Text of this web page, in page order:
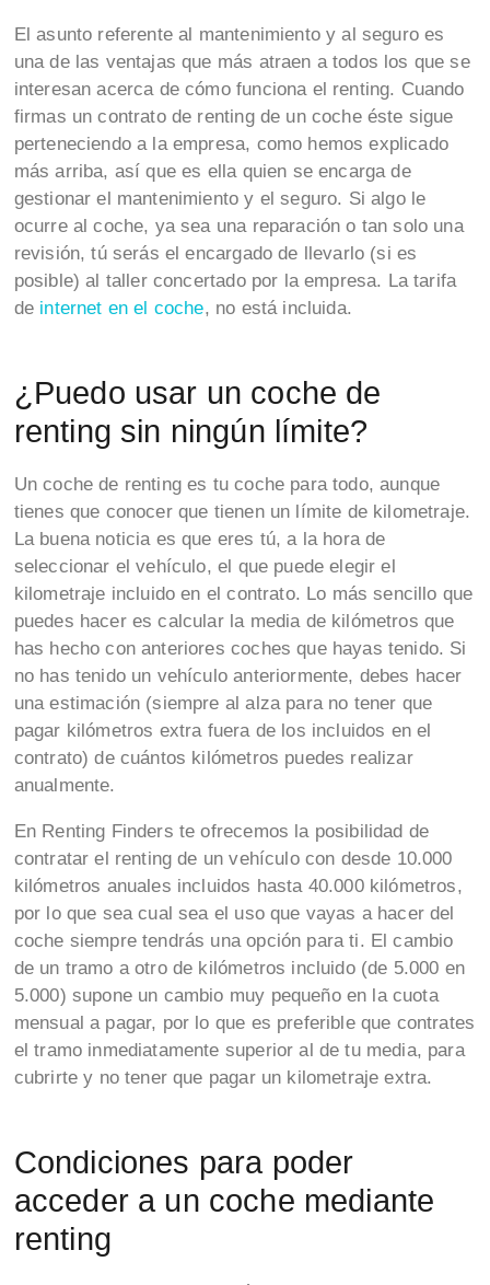
El asunto referente al mantenimiento y al seguro es
una de las ventajas que más atraen a todos los que se
interesan acerca de cómo funciona el renting. Cuando
firmas un contrato de renting de un coche éste sigue
perteneciendo a la empresa, como hemos explicado
más arriba, así que es ella quien se encarga de
gestionar el mantenimiento y el seguro. Si algo le
ocurre al coche, ya sea una reparación o tan solo una
revisión, tú serás el encargado de llevarlo (si es
posible) al taller concertado por la empresa. La tarifa
de internet en el coche, no está incluida.
¿Puedo usar un coche de
renting sin ningún límite?
Un coche de renting es tu coche para todo, aunque
tienes que conocer que tienen un límite de kilometraje.
La buena noticia es que eres tú, a la hora de
seleccionar el vehículo, el que puede elegir el
kilometraje incluido en el contrato. Lo más sencillo que
puedes hacer es calcular la media de kilómetros que
has hecho con anteriores coches que hayas tenido. Si
no has tenido un vehículo anteriormente, debes hacer
una estimación (siempre al alza para no tener que
pagar kilómetros extra fuera de los incluidos en el
contrato) de cuántos kilómetros puedes realizar
anualmente.
En Renting Finders te ofrecemos la posibilidad de
contratar el renting de un vehículo con desde 10.000
kilómetros anuales incluidos hasta 40.000 kilómetros,
por lo que sea cual sea el uso que vayas a hacer del
coche siempre tendrás una opción para ti. El cambio
de un tramo a otro de kilómetros incluido (de 5.000 en
5.000) supone un cambio muy pequeño en la cuota
mensual a pagar, por lo que es preferible que contrates
el tramo inmediatamente superior al de tu media, para
cubrirte y no tener que pagar un kilometraje extra.
Condiciones para poder
acceder a un coche mediante
renting